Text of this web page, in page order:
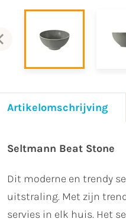
Artikelomschrijving
Seltmann Beat Stone
Dit moderne en trendy
uitstraling. Met zijn
servies in elk huis. Het